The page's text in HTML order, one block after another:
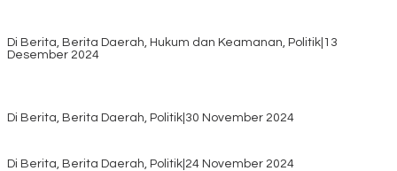
Di Berita, Berita Daerah, Hukum dan Keamanan, Politik 13
Desember 2024
Di Berita, Berita Daerah, Politik 30 November 2024
Di Berita, Berita Daerah, Politik 24 November 2024